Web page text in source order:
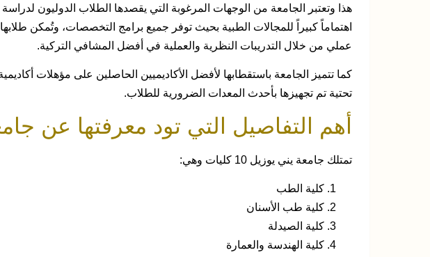
هذا وتعتبر الجامعة من الوجهات المرغوبة التي يقصدها الطلاب الدوليون
اهتماماً كبيراً للمجالات الطبية بحيث توفر جميع برامج التخصصات، وتُمكن
عملي من خلال التدريبات النظرية والعملية في أفضل المشافي التركية.
كما تتميز الجامعة باستقطابها لأفضل الأكاديميين الحاصلين على مؤهلات
تحتية تم تجهيزها بأحدث المعدات الضرورية للطلاب.
أهم التفاصيل التي تود معرفتها عن
تمتلك جامعة يني يوزيل 10 كليات وهي:
كلية الطب
كلية طب الأسنان
كلية الصيدلة
كلية الهندسة والعمارة